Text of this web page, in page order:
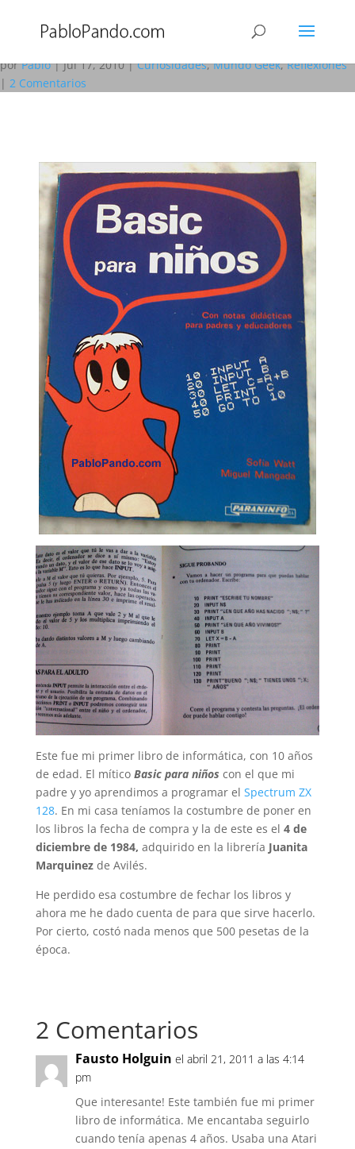
libro de informática
porPablo|Jul 17, 2010|Curiosidades,Mundo Geek,Reflexiones
| 2 Comentarios
Este fue mi primer libro de informática, con 10 años
de edad. El mítico Basic para niños con el que mi
padre y yo aprendimos a programar el Spectrum ZX
128. En mi casa teníamos la costumbre de poner en
los libros la fecha de compra y la de este es el 4 de
diciembre de 1984, adquirido en la librería Juanita
Marquinezde Avilés.
He perdido esa costumbre de fechar los libros y
ahora me he dado cuenta de para que sirve hacerlo.
Por cierto, costó nada menos que 500 pesetas de la
época.
2 Comentarios
Fausto Holguin el abril 21, 2011 a las 4:14
pm
Que interesante! Este también fue mi primer
libro de informática. Me encantaba seguirlo
cuando tenía apenas 4 años. Usaba una Atari